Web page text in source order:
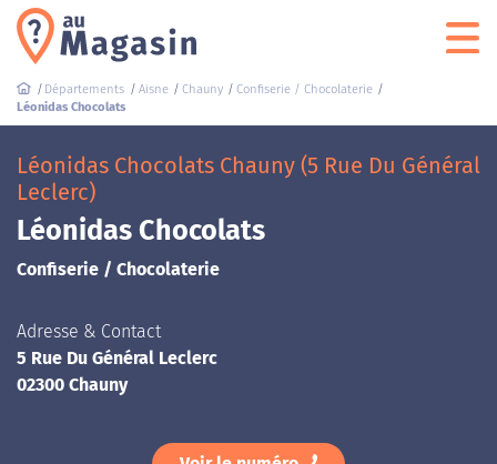
Départements Aisne Chauny
Confiserie / Chocolaterie
Léonidas Chocolats
Léonidas Chocolats Chauny (5 Rue Du Général
Leclerc)
Léonidas Chocolats
Confiserie / Chocolaterie
Adresse & Contact
5 Rue Du Général Leclerc
02300 Chauny